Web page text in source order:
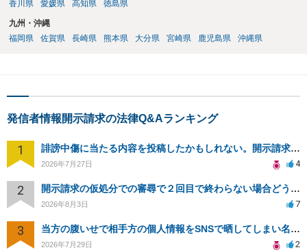
香川県
愛媛県 高知県 徳島県
九州・沖縄
福岡県
佐賀県 長崎県 熊本県 大分県 宮崎県 鹿児島県 沖縄県
発信者情報開示請求の法律Q&Aランキング
1 誹謗中傷に当たる内容を投稿したかもしれない。開示請求や民事刑事裁判に発展しうるのか教えて欲しい。
2026年7月27日 4
2 開示請求の仮処分での審尋で２回目で終わらない場合どうしたらいいですか
2026年8月3日 7
3 当方の腹いせで相手方の個人情報をSNSで晒してしまい名誉毀損させてしまったかもしれない
2026年7月29日 2